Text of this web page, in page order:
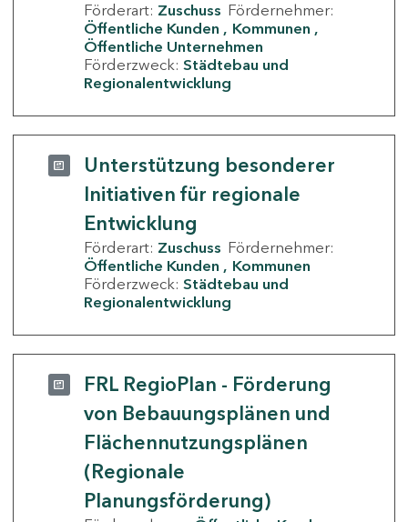
Förderart: Zuschuss Fördernehmer:
Öffentliche Kunden
Kommunen
Öffentliche Unternehmen
Förderzweck: Städtebau und
Regionalentwicklung
Unterstützung besonderer
Initiativen für regionale
Entwicklung
Förderart: Zuschuss Fördernehmer:
Öffentliche Kunden
Kommunen
Förderzweck: Städtebau und
Regionalentwicklung
FRL RegioPlan - Förderung
von Bebauungsplänen und
Flächennutzungsplänen
(Regionale
Planungsförderung)